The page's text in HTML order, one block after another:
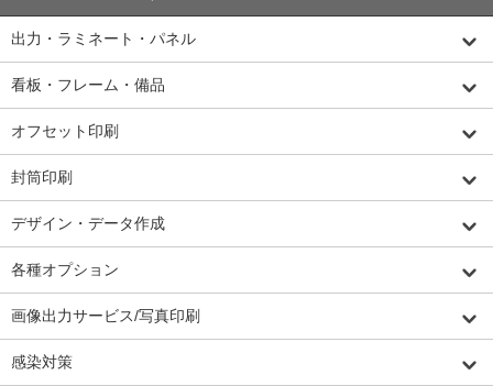
出力・ラミネート・パネル
看板・フレーム・備品
オフセット印刷
封筒印刷
デザイン・データ作成
各種オプション
画像出力サービス/写真印刷
感染対策